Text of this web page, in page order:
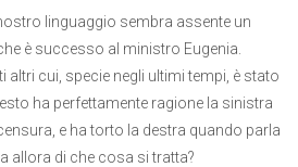
linguaggio sembra assente un
è successo al ministro Eugenia.
altri cui, specie negli ultimi tempi, è stato
ha perfettamente ragione la sinistra
e ha torto la destra quando parla
allora di che cosa si tratta?